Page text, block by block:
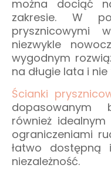
można dociąć
zakresie. W
prysznicowymi
niezwykle
wygodnym
na długie lata i nie
Ścianki
dopasowanym
również
ograniczeniami
łatwo dostępną
niezależność.